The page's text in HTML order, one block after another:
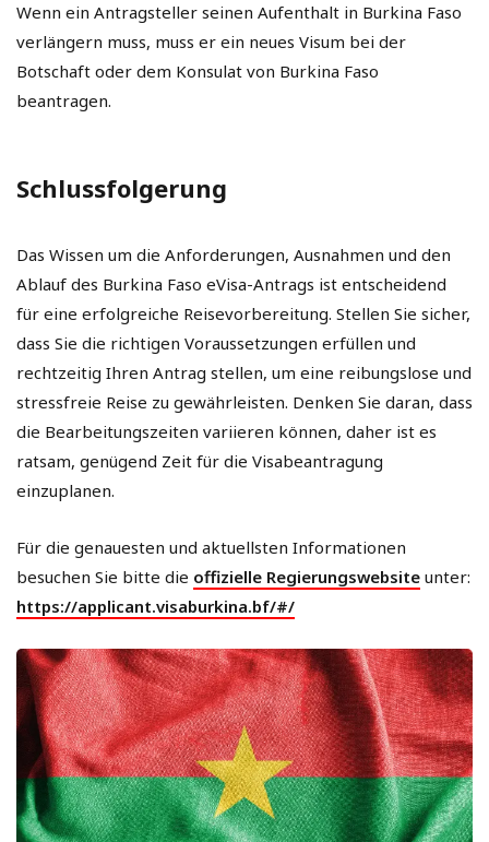
Wenn ein Antragsteller seinen Aufenthalt in Burkina Faso
verlängern muss, muss er ein neues Visum bei der
Botschaft oder dem Konsulat von Burkina Faso
beantragen.
Schlussfolgerung
Das Wissen um die Anforderungen, Ausnahmen und den
Ablauf des Burkina Faso eVisa-Antrags ist entscheidend
für eine erfolgreiche Reisevorbereitung. Stellen Sie sicher,
dass Sie die richtigen Voraussetzungen erfüllen und
rechtzeitig Ihren Antrag stellen, um eine reibungslose und
stressfreie Reise zu gewährleisten. Denken Sie daran, dass
die Bearbeitungszeiten variieren können, daher ist es
ratsam, genügend Zeit für die Visabeantragung
einzuplanen.
Für die genauesten und aktuellsten Informationen
besuchen Sie bitte die offizielle Regierungswebsite unter:
https://applicant.visaburkina.bf/#/